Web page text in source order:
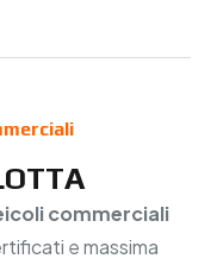
commerciali
e massima